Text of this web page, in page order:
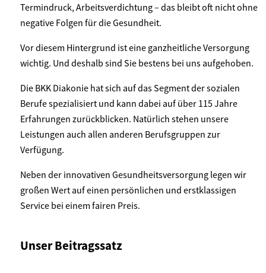
Termindruck, Arbeitsverdichtung – das bleibt oft nicht ohne
negative Folgen für die Gesundheit.
Vor diesem Hintergrund ist eine ganzheitliche Versorgung
wichtig. Und deshalb sind Sie bestens bei uns aufgehoben.
Die BKK Diakonie hat sich auf das Segment der sozialen
Berufe spezialisiert und kann dabei auf über 115 Jahre
Erfahrungen zurückblicken. Natürlich stehen unsere
Leistungen auch allen anderen Berufsgruppen zur
Verfügung.
Neben der innovativen Gesundheitsversorgung legen wir
großen Wert auf einen persönlichen und erstklassigen
Service bei einem fairen Preis.
Unser Beitragssatz